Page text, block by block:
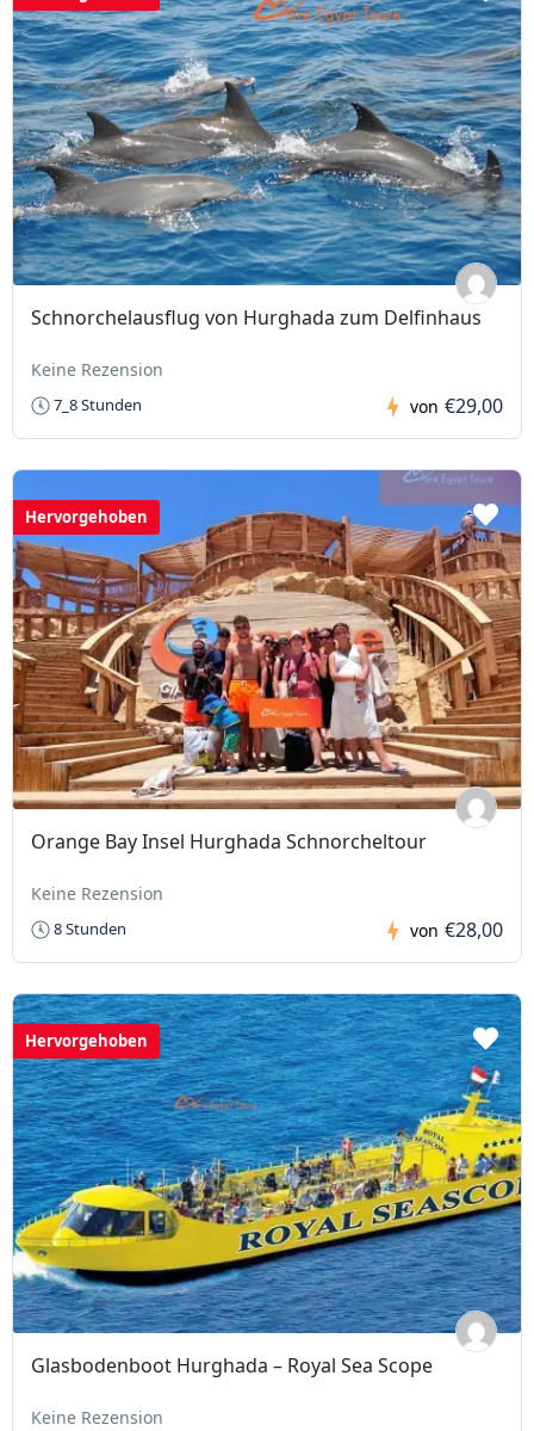
Schnorchelausflug von Hurghada zum Delfinhaus
Keine Rezension
7_8 Stunden von €29,00
Hervorgehoben
Orange Bay Insel Hurghada Schnorcheltour
Keine Rezension
8 Stunden von €28,00
Hervorgehoben
Glasbodenboot Hurghada – Royal Sea Scope
Keine Rezension